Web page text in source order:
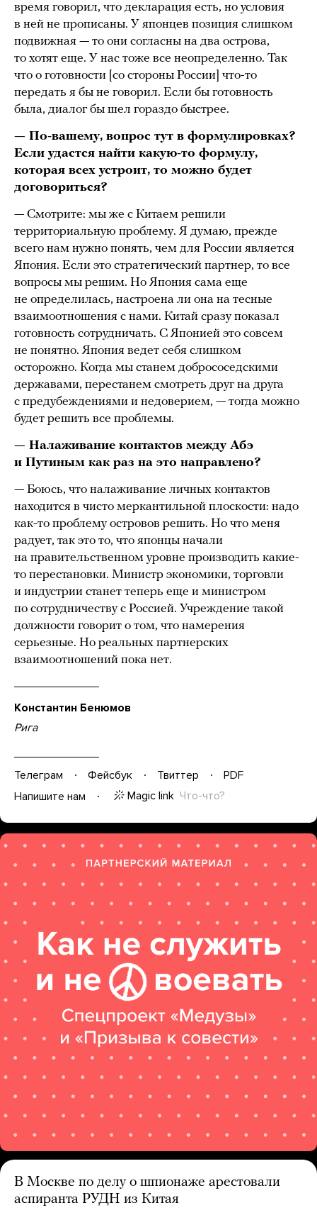
время говорил, что декларация есть, но условия
в ней не прописаны. У японцев позиция слишком
подвижная — то они согласны на два острова,
то хотят еще. У нас тоже все неопределенно. Так
что о готовности [со стороны России] что-то
передать я бы не говорил. Если бы готовность
была, диалог бы шел гораздо быстрее.
— По-вашему, вопрос тут в формулировках?
Если удастся найти какую-то формулу,
которая всех устроит, то можно будет
договориться?
— Смотрите: мы же с Китаем решили
территориальную проблему. Я думаю, прежде
всего нам нужно понять, чем для России является
Япония. Если это стратегический партнер, то все
вопросы мы решим. Но Япония сама еще
не определилась, настроена ли она на тесные
взаимоотношения с нами. Китай сразу показал
готовность сотрудничать. С Японией это совсем
не понятно. Япония ведет себя слишком
осторожно. Когда мы станем добрососедскими
державами, перестанем смотреть друг на друга
с предубеждениями и недоверием, — тогда можно
будет решить все проблемы.
— Налаживание контактов между Абэ
и Путиным как раз на это направлено?
— Боюсь, что налаживание личных контактов
находится в чисто меркантильной плоскости: надо
как-то проблему островов решить. Но что меня
радует, так это то, что японцы начали
на правительственном уровне производить какие-
то перестановки. Министр экономики, торговли
и индустрии станет теперь еще и министром
по сотрудничеству с Россией. Учреждение такой
должности говорит о том, что намерения
серьезные. Но реальных партнерских
взаимоотношений пока нет.
Константин Бенюмов
Рига
Телеграм Фейсбук Твиттер
PDF
Напишите нам
Magic link Что-что?
В Москве по делу о шпионаже арестовали
аспиранта РУДН из Китая